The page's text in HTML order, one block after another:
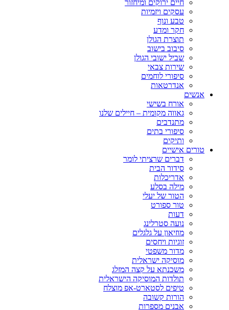
חיים ירוקים ומיחזור
עסקים ויזמיות
טבע ונוף
חקר ומדע
תוצרת הגולן
סיבוב בישוב
שביל ישובי הגולן
שירות צבאי
סיפורי לוחמים
אנדרטאות
אנשים
אורח בשישי
גאווה מקומית – חיילים שלנו
מתנדבים
סיפורי בתים
ותיקים
טורים אישיים
דברים שרציתי לומר
סידור הבית
אדריכלות
מילה בסלע
הטור של יעלי
טור ספורט
דעות
נועה סטרלינג
מוזיאון על גלגלים
זוגיות ויחסים
מדור משפטי
מוסיקה ישראלית
משכנתא על קצה המזלג
תולדות המוסיקה הישראלית
טיפים לסטארט-אפ מוצלח
הורות קשובה
אבנים מספרות